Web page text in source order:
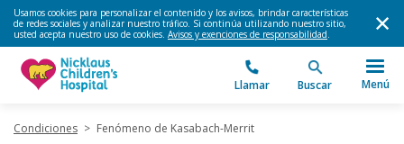
Usamos cookies para personalizar el contenido y los avisos, brindar características
de redes sociales y analizar nuestro tráfico. Si continúa utilizando nuestro sitio,
usted acepta nuestro uso de cookies. Avisos y exenciones de responsabilidad.
Llamar Buscar Menú
Condiciones > Fenómeno de Kasabach-Merrit